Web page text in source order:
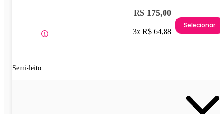
Semi-leito
R$ 175,00
3x R$ 64,88
Selecionar